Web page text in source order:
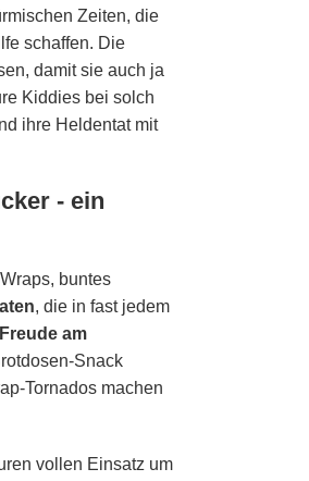
Zeiten, die
schaffen. Die
damit sie auch ja
Kiddies bei solch
ihre Heldentat mit
- ein
buntes
, die in fast jedem
Freude am
Snack
Tornados machen
vollen Einsatz um